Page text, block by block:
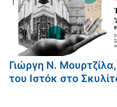
Γιώργη Ν.
του Ιστόκ στο